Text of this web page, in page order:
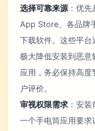
选择可靠来源：优先
App Store、各品牌
下载软件。这些平
极大降低安装到恶
应用，务必保持高
户评价。
审视权限需求 ：安
一个手电筒应用要